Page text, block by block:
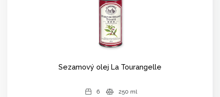
Sezamový olej La Tourangelle
6 250 ml